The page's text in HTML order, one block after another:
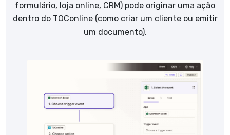
formulário, loja online, CRM) pode originar uma ação
dentro do TOConline (como criar um cliente ou emitir
um documento).